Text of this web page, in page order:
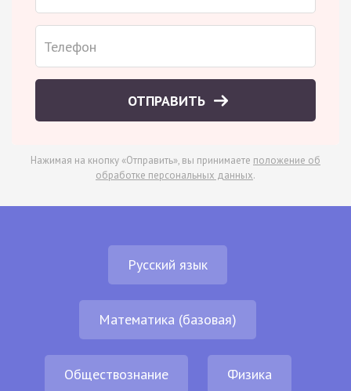
ОТПРАВИТЬ
Нажимая на кнопку «Отправить», вы принимаете положение об
обработке персональных данных.
Русский язык
Математика (базовая)
Обществознание Физика